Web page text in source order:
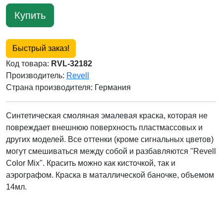
Купить
Быстрый заказ!
Код товара: RVL-32182
Производитель: Revell
Страна производителя: Германия
Синтетическая смоляная эмалевая краска, которая не
повреждает внешнюю поверхность пластмассовых и
других моделей. Все оттенки (кроме сигнальных цветов)
могут смешиваться между собой и разбавляются "Revell
Color Mix". Красить можно как кисточкой, так и
аэрографом. Краска в маталлической баночке, объемом
14мл.